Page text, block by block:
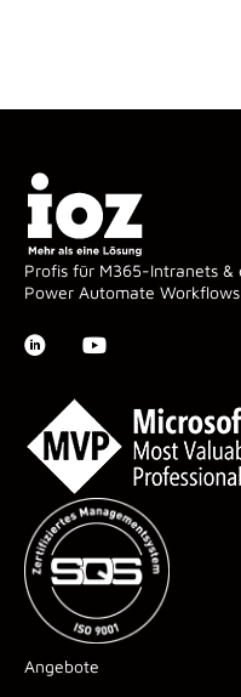
Profis für M365-Intranets &
Power Automate
Angebote